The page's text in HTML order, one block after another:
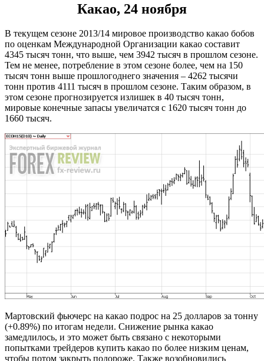
Какао, 24 ноября
В текущем сезоне 2013/14 мировое производство какао бобов
по оценкам Международной Организации какао составит
4345 тысяч тонн, что выше, чем 3942 тысяч в прошлом сезоне.
Тем не менее, потребление в этом сезоне более, чем на 150
тысяч тонн выше прошлогоднего значения – 4262 тысячи
тонн против 4111 тысяч в прошлом сезоне. Таким образом, в
этом сезоне прогнозируется излишек в 40 тысяч тонн,
мировые конечные запасы увеличатся с 1620 тысяч тонн до
1660 тысяч.
Мартовский фьючерс на какао подрос на 25 долларов за тонну
(+0.89%) по итогам недели. Снижение рынка какао
замедлилось, и это может быть связано с некоторыми
попытками трейдеров купить какао по более низким ценам,
чтобы потом закрыть подороже. Также возобновились